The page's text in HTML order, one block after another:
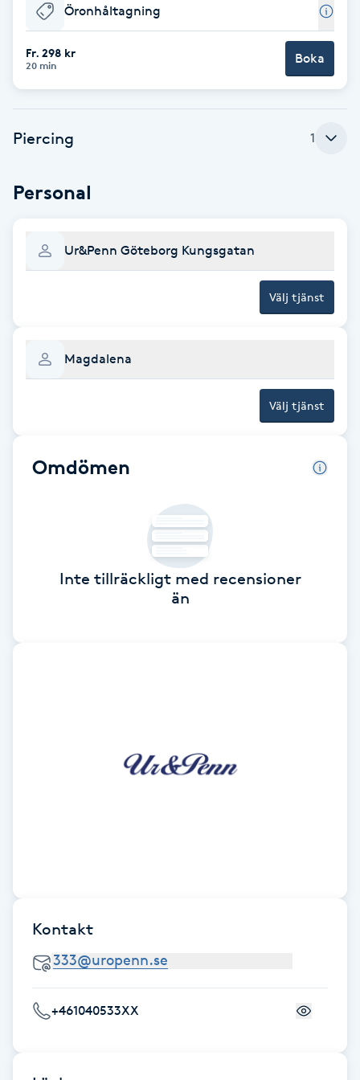
Babylights
Balayage
Brynfärgning
Brynplockning
Celluliter
E
Extensions
Eyeliner-tatuering
Öronhåltagning
Fr. 298 kr
20 min Boka
Piercing 1
Personal
Ur&Penn Göteborg Kungsgatan
Välj tjänst
Magdalena
Välj tjänst
Omdömen
Inte tillräckligt med recensioner
än
Kontakt
+461040533XX